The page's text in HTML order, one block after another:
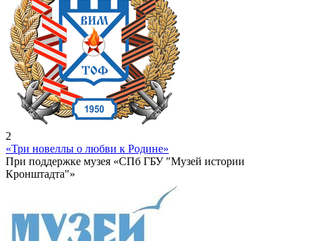
2
«Три новеллы о любви к Родине»
При поддержке музея «СПб ГБУ "Музей истории
Кронштадта"»